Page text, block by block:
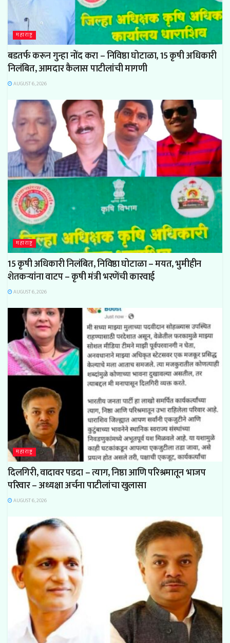
महाराष्ट्र
बडतर्फ करून गुन्हा नोंद करा – निविष्ठा घोटाळा, 15 कृषी अधिकारी
निलंबित, आमदार कैलास पाटीलांची मागणी
AUGUST 6, 2026
महाराष्ट्र
15 कृषी अधिकारी निलंबित, निविष्ठा घोटाळा – मयत, भुमीहीन
शेतकऱ्यांना वाटप – कृषी मंत्री भरणेंची कारवाई
AUGUST 6, 2026
महाराष्ट्र
दिलगिरी, वादावर पडदा – त्याग, निष्ठा आणि परिश्रमातून भाजप
परिवार – अध्यक्षा अर्चना पाटीलांचा खुलासा
AUGUST 6, 2026